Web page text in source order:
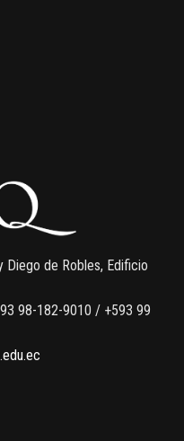
Diego de Robles, Edificio
98-182-9010 / +593 99